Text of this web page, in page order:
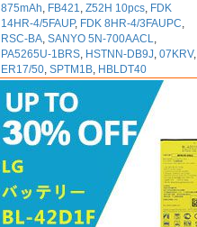
875mAh, FB421,Z52H 10pcs, FDK
14HR-4/5FAUP, FDK 8HR-4/3FAUPC,
RSC-BA,SANYO 5N-700AACL,
PA5265U-1BRS, HSTNN-DB9J,07KRV,
ER17/50,SPTM1B, HBLDT40